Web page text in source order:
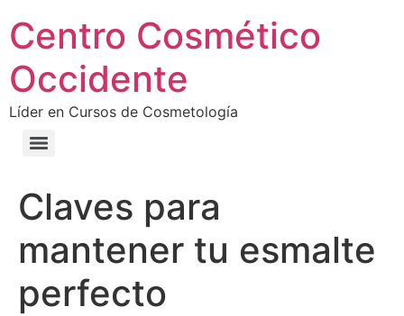
Centro Cosmético
Occidente
Líder en Cursos de Cosmetología
Claves para
mantener tu esmalte
perfecto